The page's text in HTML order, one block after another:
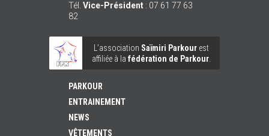
Tél. Vice-Président : 07 61 77 63
82
L’association Saïmiri Parkourest
affiliée à la fédération de Parkour.
PARKOUR
ENTRAINEMENT
NEWS
VÊTEMENTS